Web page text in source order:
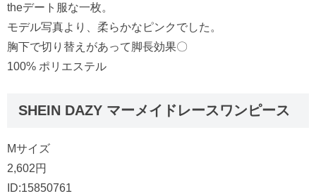
theデート服な一枚。
モデル写真より、柔らかなピンクでした。
胸下で切り替えがあって脚長効果〇
100% ポリエステル
SHEIN DAZY マーメイドレースワンピース
Mサイズ
2,602円
ID:15850761